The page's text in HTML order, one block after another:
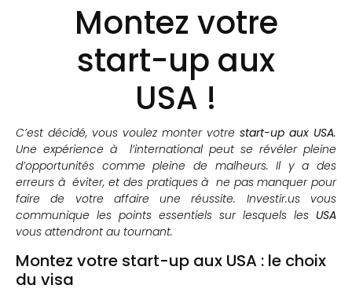
Montez votre
start-up aux
USA !
C’est décidé, vous voulez monter votre start-up aux USA.
Une expérience à l’international peut se révéler pleine
d’opportunités comme pleine de malheurs. Il y a des
erreurs à éviter, et des pratiques à ne pas manquer pour
faire de votre affaire une réussite. Investir.us vous
communique les points essentiels sur lesquels les USA
vous attendront au tournant.
Montez votre start-up aux USA : le choix
du visa